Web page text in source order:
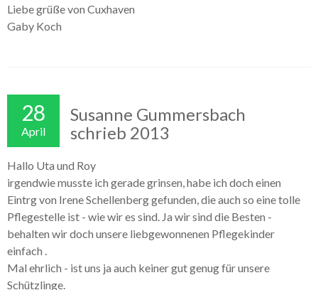
Liebe grüße von Cuxhaven
Gaby Koch
28
April
Susanne Gummersbach
schrieb 2013
Hallo Uta und Roy
irgendwie musste ich gerade grinsen, habe ich doch einen
Eintrg von Irene Schellenberg gefunden, die auch so eine tolle
Pflegestelle ist - wie wir es sind. Ja wir sind die Besten -
behalten wir doch unsere liebgewonnenen Pflegekinder
einfach .
Mal ehrlich - ist uns ja auch keiner gut genug für unsere
Schützlinge.